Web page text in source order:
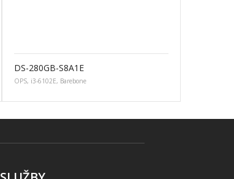
DS-280GB-S8A1E
OPS, i3-6102E, Barebone